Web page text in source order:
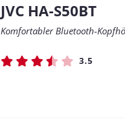
JVC HA-S50BT
Komfortabler Bluetooth-
3.5